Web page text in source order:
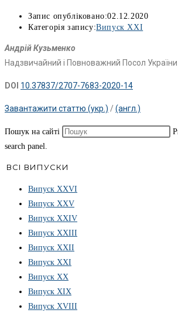
Запис опубліковано:02.12.2020
Категорія запису:Випуск XXI
Андрій Кузьменко
Надзвичайний і Повноважний Посол
DOI 10.37837/2707-7683-2020-14
Завантажити статтю (укр.) /(англ.)
Пошук на сайті
search panel.
ВСІ ВИПУСКИ
Випуск ХХVІ
Випуск XXV
Випуск XXIV
Випуск XXIII
Випуск XXII
Випуск XXI
Випуск XX
Випуск XIX
Випуск XVIII